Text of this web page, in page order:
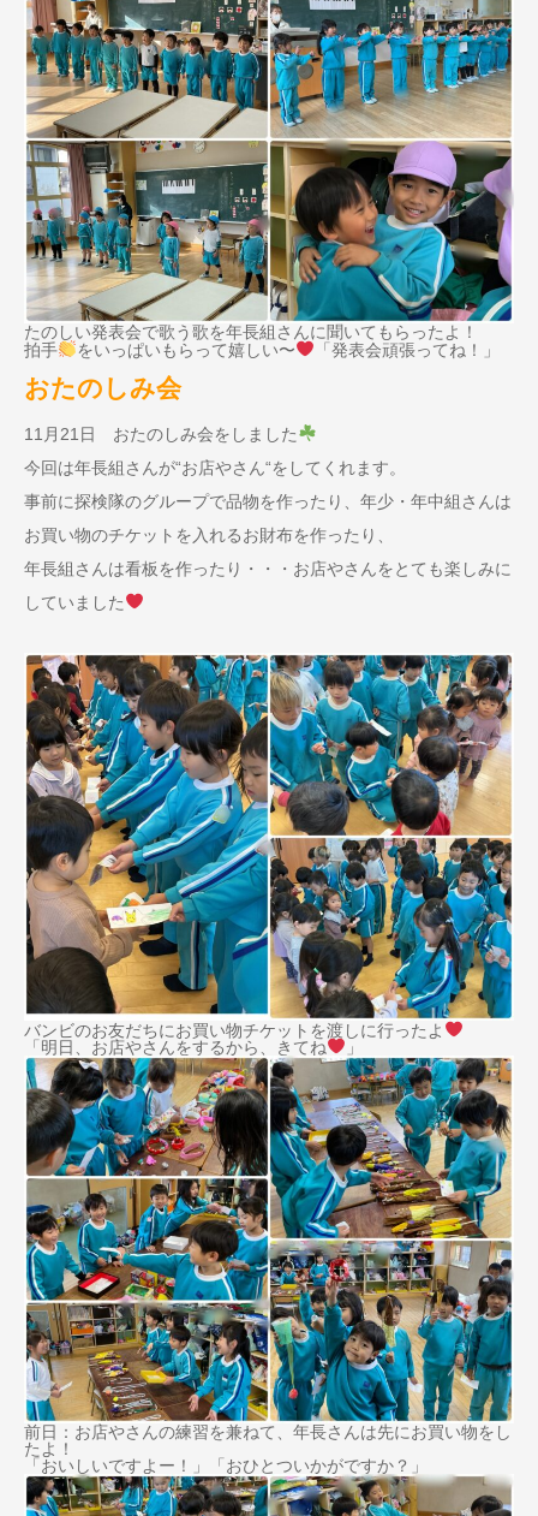
たのしい発表会で歌う歌を年長組さんに聞いてもらったよ！
拍手
をいっぱいもらって嬉しい〜 「発表会頑張ってね！」
おたのしみ会
11月21日 おたのしみ会をしました
今回は年長組さんが“お店やさん“をしてくれます。
事前に探検隊のグループで品物を作ったり、年少・年中組さんは
お買い物のチケットを入れるお財布を作ったり、
年長組さんは看板を作ったり・・・お店やさんをとても楽しみに
していました
バンビのお友だちにお買い物チケットを渡しに行ったよ
「明日、お店やさんをするから、きてね
」
前日：お店やさんの練習を兼ねて、年長さんは先にお買い物をし
たよ！
「おいしいですよー！」「おひとついかがですか？」